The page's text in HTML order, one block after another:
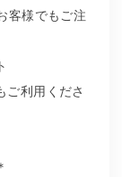
客様でもご注
ご利用くださ